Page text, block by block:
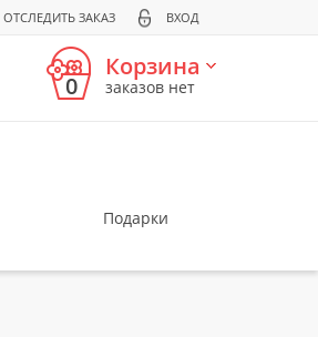
ОТСЛЕДИТЬ ЗАКАЗ ВХОД
0
Корзина
заказов нет
Подарки